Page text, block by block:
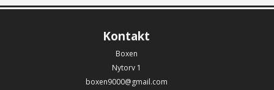
Kontakt
Boxen
Nytorv 1
boxen9000@gmail.com